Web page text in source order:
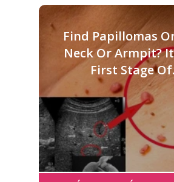
Find Papillomas
Neck Or Armpit?
First Stage